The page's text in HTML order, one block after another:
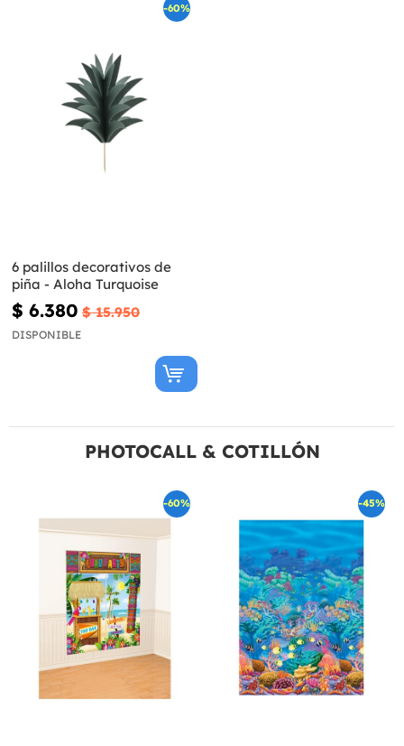
-60%
6 palillos decorativos de
piña - Aloha Turquoise
$ 6.380 $ 15.950
DISPONIBLE
PHOTOCALL & COTILLÓN
-60% -45%